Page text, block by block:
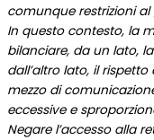
comunque restrizioni
In questo contesto, la
bilanciare, da un lato,
dall’altro lato, il
mezzo di
eccessive e
Negare l’accesso alla